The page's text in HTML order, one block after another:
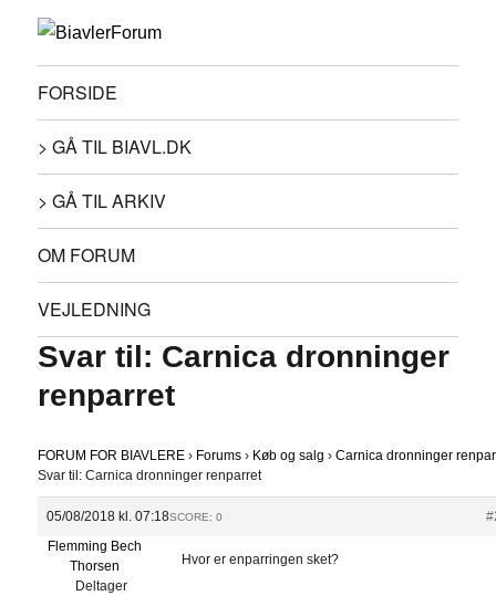
FORSIDE
> GÅ TIL BIAVL.DK
> GÅ TIL ARKIV
OM FORUM
VEJLEDNING
Svar til: Carnica dronninger
renparret
FORUM FOR BIAVLERE › Forums › Køb og salg › Carnica dronninger
Svar til: Carnica dronninger renparret
05/08/2018 kl. 07:18SCORE: 0
Flemming Bech
Thorsen
Deltager
Hvor er enparringen sket?